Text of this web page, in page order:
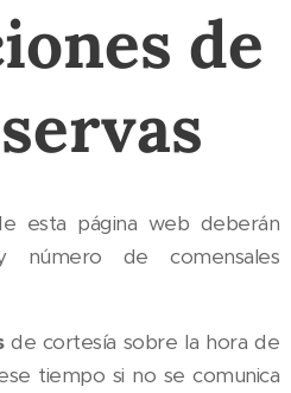
de
esta página web deberán
número de comensales
de cortesía sobre la hora de
tiempo si no se comunica